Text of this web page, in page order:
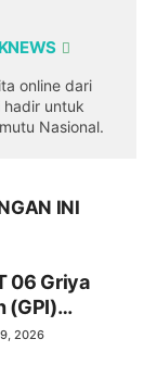
online dari
hadir untuk
Nasional.
INI
06 Griya
(GPI)
HUT RI
2026